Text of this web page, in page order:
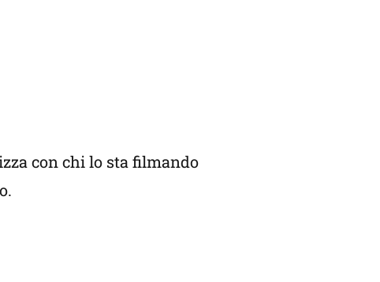
con chi lo sta filmando